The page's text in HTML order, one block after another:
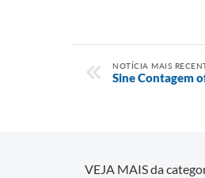
NOTÍCIA MAIS
Sine Contagem
VEJA MAIS da